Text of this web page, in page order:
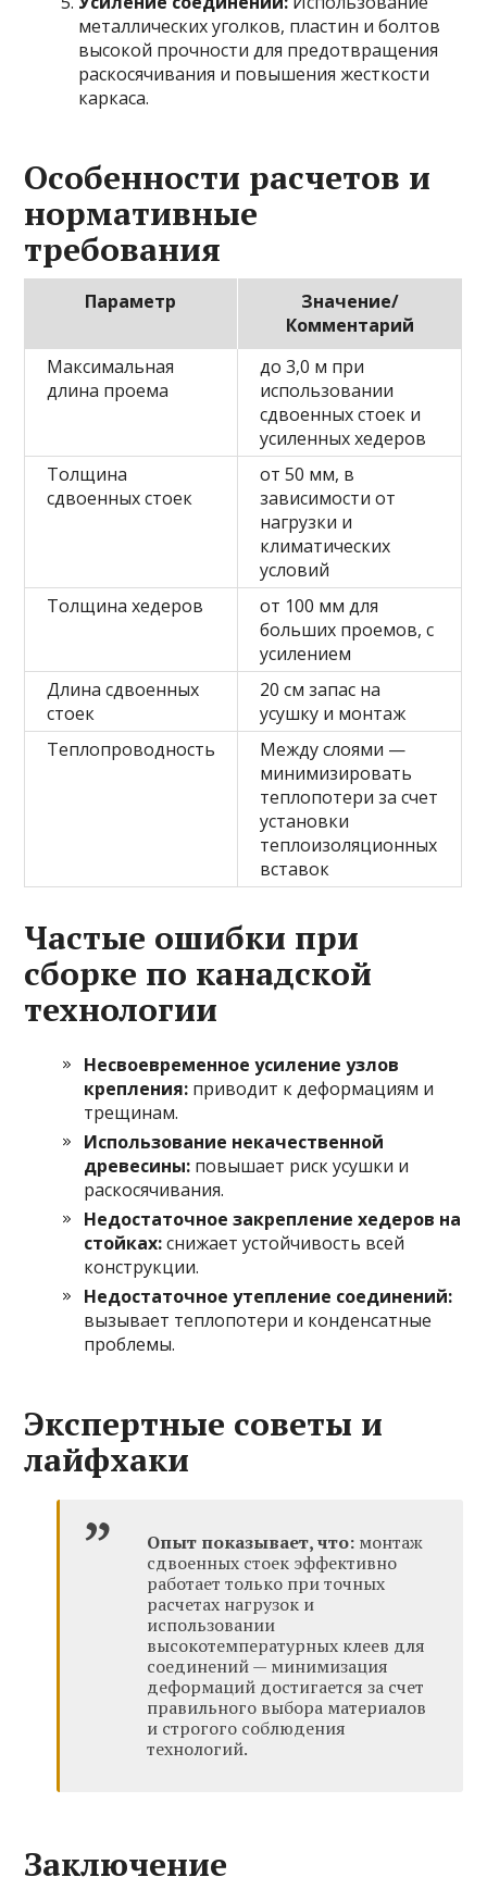
металлических уголков, пластин и болтов
высокой прочности для предотвращения
раскосячивания и повышения жесткости
каркаса.
Особенности расчетов и
нормативные
требования
Параметр
Значение/
Комментарий
Максимальная
длина проема
до 3,0 м при
использовании
сдвоенных стоек и
усиленных хедеров
Толщина
сдвоенных стоек
от 50 мм, в
зависимости от
нагрузки и
климатических
условий
Толщина хедеров
от 100 мм для
больших проемов, с
усилением
Длина сдвоенных
стоек
20 см запас на
усушку и монтаж
Теплопроводность
Между слоями —
минимизировать
теплопотери за счет
установки
теплоизоляционных
вставок
Частые ошибки при
сборке по канадской
технологии
Несвоевременное усиление узлов
крепления: приводит к деформациям и
трещинам.
Использование некачественной
древесины: повышает риск усушки и
раскосячивания.
Недостаточное закрепление хедеров на
стойках:снижает устойчивость всей
конструкции.
Недостаточное утепление соединений:
вызывает теплопотери и конденсатные
проблемы.
Экспертные советы и
лайфхаки
Опыт показывает, что: монтаж
сдвоенных стоек эффективно
работает только при точных
расчетах нагрузок и
использовании
высокотемпературных клеев для
соединений — минимизация
деформаций достигается за счет
правильного выбора материалов
и строгого соблюдения
технологий.
Заключение